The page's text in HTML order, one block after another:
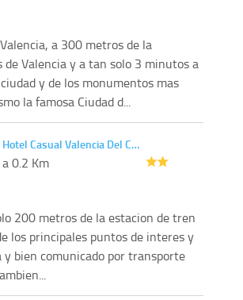
a 300 metros de la
Valencia y a tan solo 3 minutos a
y de los monumentos mas
la famosa Ciudad d...
Hotel Casual Valencia Del C…
a 0.2 Km
200 metros de la estacion de tren
los principales puntos de interes y
y bien comunicado por transporte